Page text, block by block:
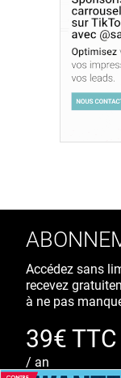
Accédez sans
recevez
à ne pas
39€ TTC
/ an